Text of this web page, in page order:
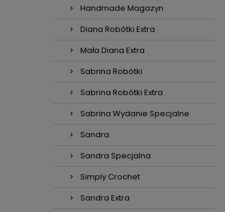
Handmade Magazyn
Diana Robótki Extra
Mała Diana Extra
Sabrina Robótki
Sabrina Robótki Extra
Sabrina Wydanie Specjalne
Sandra
Sandra Specjalna
Simply Crochet
Sandra Extra